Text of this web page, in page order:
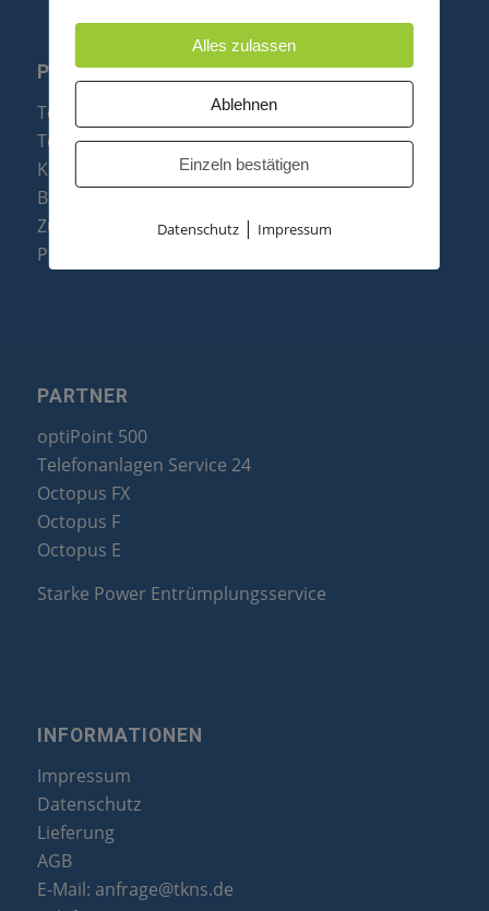
PRODUKTE
Telefonanlagen
Telefone
Konftel Konferenztelefone
Baugruppen
Zubehör & Ersatzteile
Produktzusammenfassung
PARTNER
optiPoint 500
Telefonanlagen Service 24
Octopus FX
Octopus F
Octopus E
Starke Power Entrümplungsservice
INFORMATIONEN
Impressum
Datenschutz
Lieferung
AGB
E-Mail: anfrage@tkns.de
Alles zulassen
Ablehnen
Einzeln bestätigen
Datenschutz| Impressum